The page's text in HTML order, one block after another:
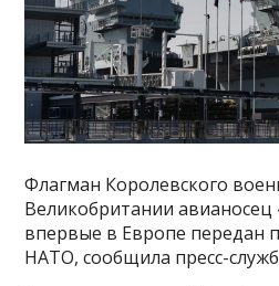
Флагман Королевского
Великобритании авианосец
впервые в Европе передан
НАТО, сообщила пресс-